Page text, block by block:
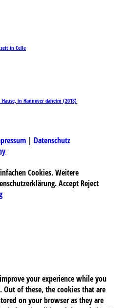
in Celle
in Hannover daheim (2018)
| Datenschutz
Cookies. Weitere
Accept Reject
your experience while you
of these, the cookies that are
on your browser as they are